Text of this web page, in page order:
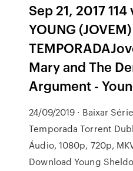
Sep 21, 2017
YOUNG
Mary and The
Argument -
24/09/2019 · Baixar
Temporada Torrent
Áudio, 1080p, 720p,
Download Young